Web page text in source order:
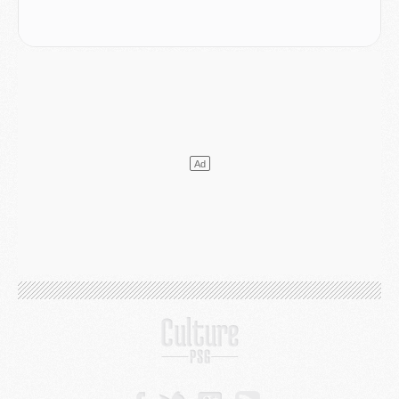
- L'agent de Mika Godts confirme un accord avec le PSG
VENDREDI 31 JUILLET
- Un diffuseur annoncé pour les deux premiers matchs amicaux du PSG
- Le transfert d'Akliouche au PSG bouclé, le montant se précise
- Un retour majeur dans le groupe du PSG